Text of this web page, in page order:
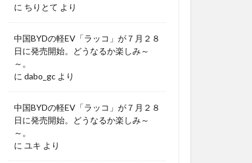
に ちりとて より
中国BYDの軽EV「ラッコ」が７月２８
日に発売開始。どうなるか楽しみ～
～。
に dabo_gc より
中国BYDの軽EV「ラッコ」が７月２８
日に発売開始。どうなるか楽しみ～
～。
に ユキ より